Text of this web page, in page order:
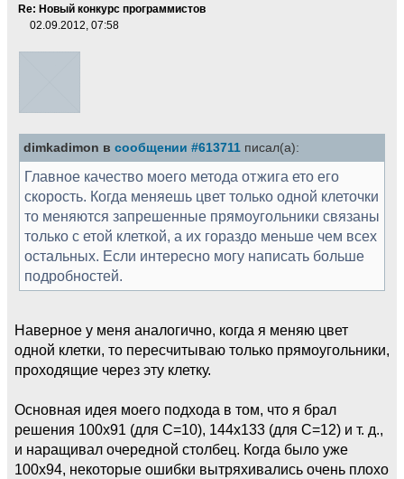
Re: Новый конкурс программистов
02.09.2012, 07:58
dimkadimon в сообщении #613711 писал(а):
Главное качество моего метода отжига ето его
скорость. Когда меняешь цвет только одной клеточки
то меняются запрешенные прямоугольники связаны
только с етой клеткой, а их гораздо меньше чем всех
остальных. Если интересно могу написать больше
подробностей.
Наверное у меня аналогично, когда я меняю цвет
одной клетки, то пересчитываю только прямоугольники,
проходящие через эту клетку.
Основная идея моего подхода в том, что я брал
решения 100x91 (для C=10), 144x133 (для С=12) и т. д.,
и наращивал очередной столбец. Когда было уже
100x94, некоторые ошибки вытряхивались очень плохо